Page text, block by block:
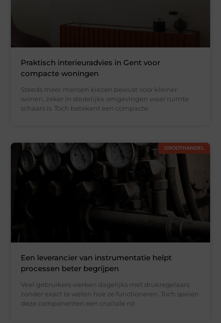
Praktisch interieuradvies in Gent voor
compacte woningen
Steeds meer mensen kiezen bewust voor kleiner
wonen, zeker in stedelijke omgevingen waar ruimte
schaars is. Toch betekent een compacte
GROOTHANDEL
Een leverancier van instrumentatie helpt
processen beter begrijpen
Veel gebruikers werken dagelijks met drukregelaars
zonder exact te weten hoe ze functioneren. Toch spelen
deze componenten een cruciale rol